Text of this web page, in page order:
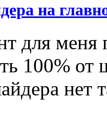
на
для
100%
нет